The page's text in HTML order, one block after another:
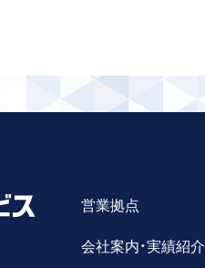
営業拠点
会社案内・実績紹介